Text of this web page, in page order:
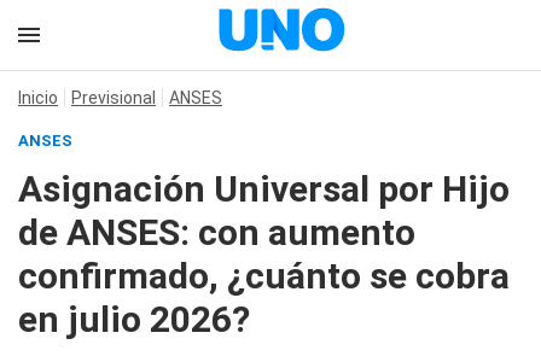
Inicio Previsional ANSES
ANSES
Asignación Universal por Hijo
de ANSES: con aumento
confirmado, ¿cuánto se cobra
en julio 2026?